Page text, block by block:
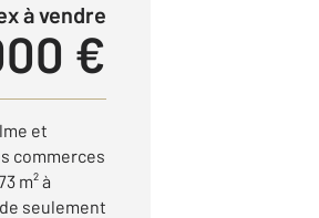
à vendre
€
et
commerces
m² à
seulement